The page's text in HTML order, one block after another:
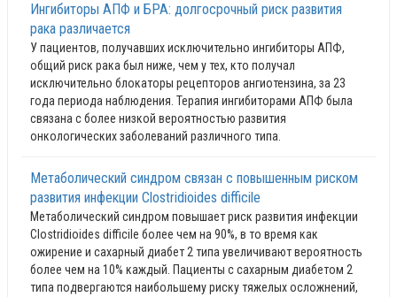
Ингибиторы АПФ и БРА: долгосрочный риск развития
рака различается
У пациентов, получавших исключительно ингибиторы АПФ,
общий риск рака был ниже, чем у тех, кто получал
исключительно блокаторы рецепторов ангиотензина, за 23
года периода наблюдения. Терапия ингибиторами АПФ была
связана с более низкой вероятностью развития
онкологических заболеваний различного типа.
Метаболический синдром связан с повышенным риском
развития инфекции Clostridioides difficile
Метаболический синдром повышает риск развития инфекции
Clostridioides difficile более чем на 90%, в то время как
ожирение и сахарный диабет 2 типа увеличивают вероятность
более чем на 10% каждый. Пациенты с сахарным диабетом 2
типа подвергаются наибольшему риску тяжелых осложнений,